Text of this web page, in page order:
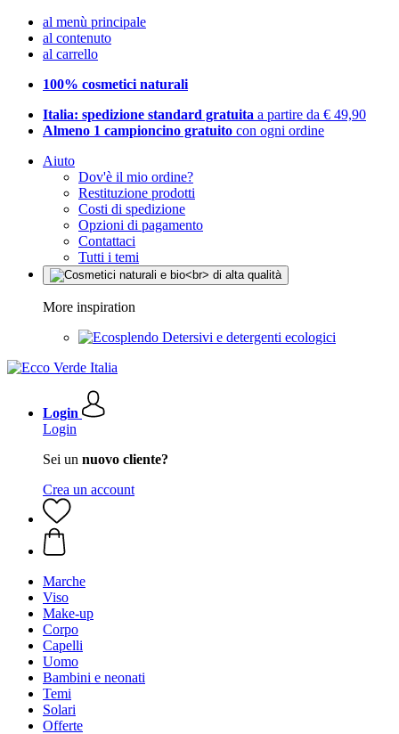
al menù principale
al contenuto
al carrello
100% cosmetici naturali
Italia: spedizione standard gratuita a partire da € 49,90
Almeno 1 campioncino gratuito con ogni ordine
Aiuto
Dov'è il mio ordine?
Restituzione prodotti
Costi di spedizione
Opzioni di pagamento
Contattaci
Tutti i temi
More inspiration
Detersivi e detergenti ecologici
Login
Login
Sei un nuovo cliente?
Crea un account
Marche
Viso
Make-up
Corpo
Capelli
Uomo
Bambini e neonati
Temi
Solari
Offerte